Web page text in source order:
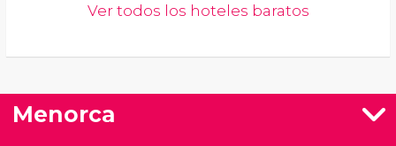
Ver todos los hoteles baratos
Menorca